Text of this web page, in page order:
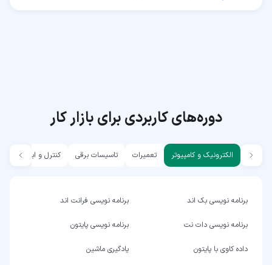
دوره‌های کاربردی برای بازار کار
الکترونیک و کامپیوتر تعمیرات تاسیسات برقی کنترل و ابزار دقیق
برنامه نویسی بک اند برنامه نویسی فرانت اند
برنامه نویسی دات نت برنامه نویسی پایتون
داده کاوی با پایتون یادگیری ماشین